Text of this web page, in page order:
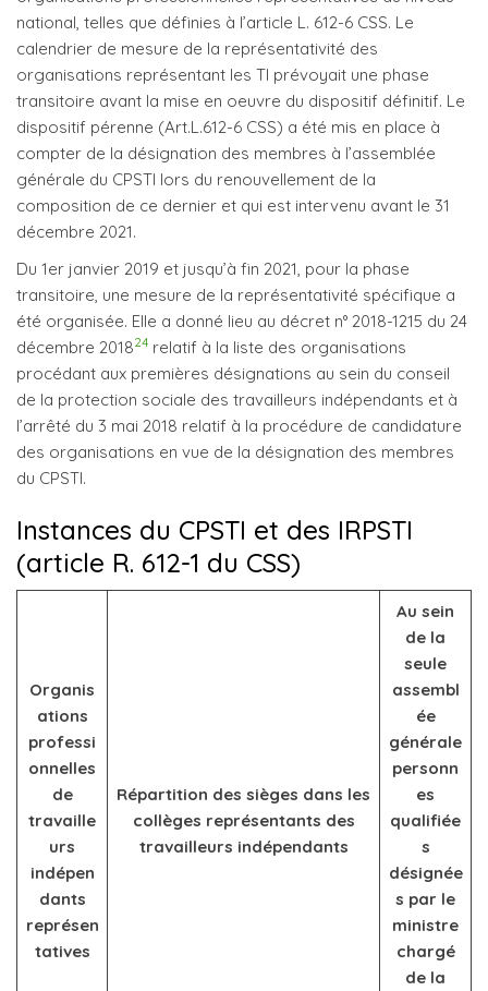
national, telles que définies à l’article L. 612-6 CSS. Le
calendrier de mesure de la représentativité des
organisations représentant les TI prévoyait une phase
transitoire avant la mise en oeuvre du dispositif définitif. Le
dispositif pérenne (Art.L.612-6 CSS) a été mis en place à
compter de la désignation des membres à l’assemblée
générale du CPSTI lors du renouvellement de la
composition de ce dernier et qui est intervenu avant le 31
décembre 2021.
Du 1er janvier 2019 et jusqu’à fin 2021, pour la phase
transitoire, une mesure de la représentativité spécifique a
été organisée. Elle a donné lieu au décret n° 2018-1215 du 24
décembre 201824 relatif à la liste des organisations
procédant aux premières désignations au sein du conseil
de la protection sociale des travailleurs indépendants et à
l’arrêté du 3 mai 2018 relatif à la procédure de candidature
des organisations en vue de la désignation des membres
du CPSTI.
Instances du CPSTI et des IRPSTI
(article R. 612-1 du CSS)
Organis
ations
professi
onnelles
de
travaille
urs
indépen
dants
représen
tatives
Répartition des sièges dans les
collèges représentants des
travailleurs indépendants
Au sein
de la
seule
assembl
ée
générale
personn
es
qualifiée
s
désignée
s par le
ministre
chargé
de la